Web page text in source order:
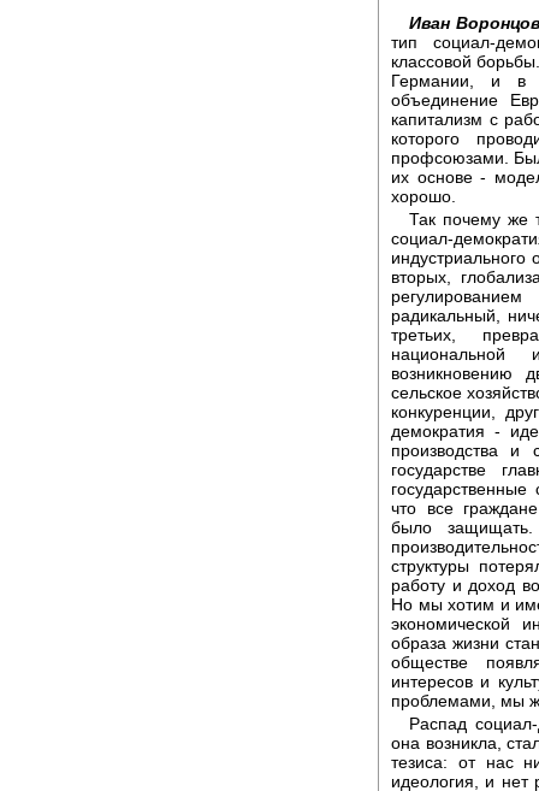
Иван
тип социал-
классовой
Германии, и в
объединение
капитализм с
которого
профсоюзами.
их основе -
хорошо.
Так почему же
социал-
индустриального
вторых,
радикальный,
третьих,
национальной
возникновению
сельское
конкуренции,
демократия -
производства и
государстве
что все
было
структуры
работу и доход
Но мы хотим и
экономической
образа жизни
обществе
интересов и
проблемами, мы
Распад
она возникла,
тезиса: от нас
идеология, и